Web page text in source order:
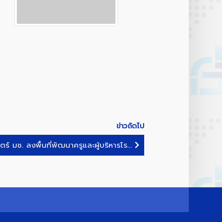
ข่าวถัดไป
ร์ มช. ลงพื้นที่พัฒนาครูและผู้บริหารโร...